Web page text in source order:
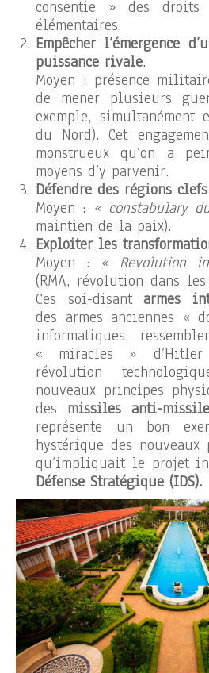
consentie » des
élémentaires.
Empêcher l’émergence
puissance rivale.
Moyen : présence
de mener plusieurs
exemple, simultanément
du Nord). Cet
monstrueux qu’on a
moyens d’y parvenir.
Défendre des régions clefs
Moyen : « constabulary
maintien de la paix).
Exploiter les
Moyen : « Revolution
(RMA, révolution dans
Ces soi-disant armes
des armes anciennes «
informatiques,
« miracles »
révolution
nouveaux principes
des missiles anti-
représente un bon
hystérique des
qu’impliquait le projet
Défense Stratégique (IDS).